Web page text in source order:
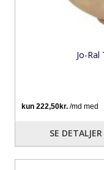
Jo-
SE DETALJER